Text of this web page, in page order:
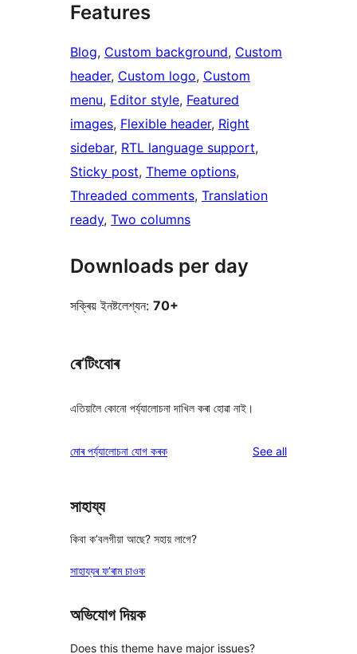
Features
Blog, Custom background, Custom
header, Custom logo, Custom
menu, Editor style, Featured
images, Flexible header, Right
sidebar, RTL language support
Sticky post, Theme options
Threaded comments, Translation
ready, Two columns
Downloads per day
সক্ৰিয় ইনষ্টলেশ্যন: 70+
ৰে’টিংবোৰ
এতিয়ালৈ কোনো পৰ্য্যালোচনা দাখিল কৰা হোৱা নাই।
মোৰ পৰ্য্যালোচনা যোগ কৰক See allreviews
সাহায্য
কিবা ক’বলগীয়া আছে? সহায় লাগে?
সাহায্যৰ ফ’ৰাম চাওক
অভিযোগ দিয়ক
Does this theme have major issues?